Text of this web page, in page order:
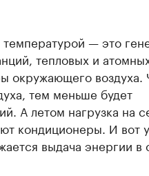
— это
тепловых и
окружающего воздуха.
тем меньше будет
А летом нагрузка на
кондиционеры. И вот
выдача энергии в